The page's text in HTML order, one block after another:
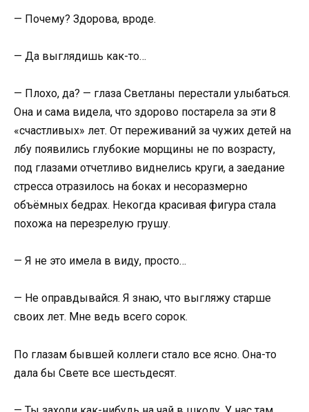
— Почему? Здорова, вроде.
— Да выглядишь как-то…
— Плохо, да? — глаза Светланы перестали улыбаться.
Она и сама видела, что здорово постарела за эти 8
«счастливых» лет. От переживаний за чужих детей на
лбу появились глубокие морщины не по возрасту,
под глазами отчетливо виднелись круги, а заедание
стресса отразилось на боках и несоразмерно
объёмных бедрах. Некогда красивая фигура стала
похожа на перезрелую грушу.
— Я не это имела в виду, просто…
— Не оправдывайся. Я знаю, что выгляжу старше
своих лет. Мне ведь всего сорок.
По глазам бывшей коллеги стало все ясно. Она-то
дала бы Свете все шестьдесят.